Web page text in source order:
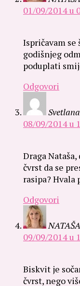
01/09/2014 u
Ispričavam se
godišnjeg
poduplati
Odgovori
08/09/2014 u
Draga
čvrst da se
rasipa? Hvala
Odgovori
NATAŠA
09/09/2014 u
Biskvit je
čvrst, nego